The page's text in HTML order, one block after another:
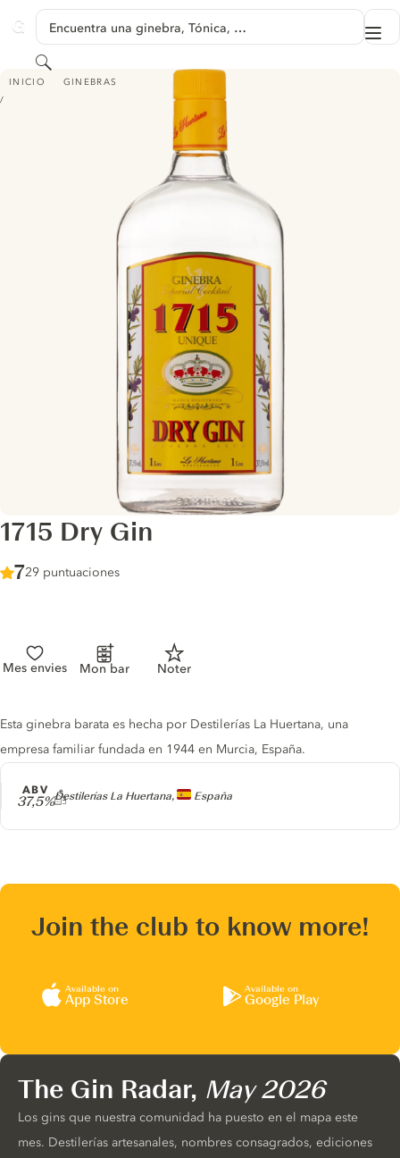
GINVENTORY
Encuentra una ginebra, Tónica, …
Buscar
INICIO GINEBRAS
1715 DRY GIN
1715 Dry Gin
Score :
7/ 10
29 puntuaciones
Mes envies Mon bar Noter
Producer
Destilerías La Huertana, España
ABV
37,5%
Gin description
Esta ginebra barata es hecha por Destilerías La Huertana, una
empresa familiar fundada en 1944 en Murcia, España.
Join the club to know more!
Available on
App Store
Available on
Google Play
The Gin Radar, May 2026
Los gins que nuestra comunidad ha puesto en el mapa este
mes. Destilerías artesanales, nombres consagrados, ediciones